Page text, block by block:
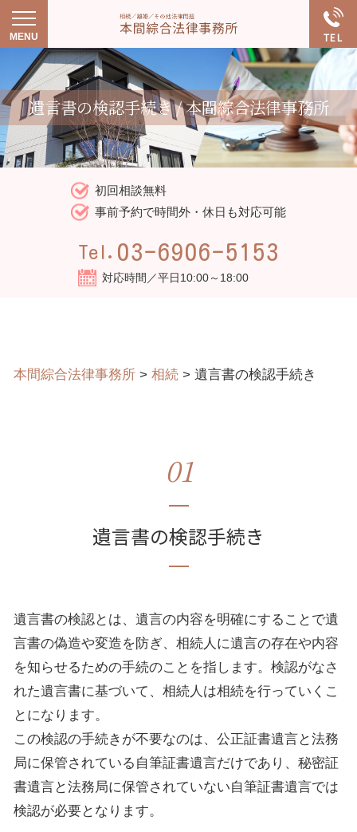
遺言書の検認手続き / 本間綜合法律事務所
初回相談無料
事前予約で時間外・休日も対応可能
Tel. 03-6906-5153
対応時間／平日10:00～18:00
本間綜合法律事務所 > 相続 > 遺言書の検認手続き
01
遺言書の検認手続き
遺言書の検認とは、遺言の内容を明確にすることで遺
言書の偽造や変造を防ぎ、相続人に遺言の存在や内容
を知らせるための手続のことを指します。検認がなさ
れた遺言書に基づいて、相続人は相続を行っていくこ
とになります。
この検認の手続きが不要なのは、公正証書遺言と法務
局に保管されている自筆証書遺言だけであり、秘密証
書遺言と法務局に保管されていない自筆証書遺言では
検認が必要となります。